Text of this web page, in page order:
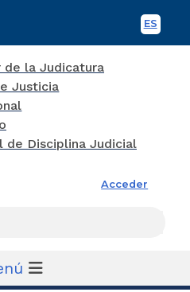
ES
Acceder